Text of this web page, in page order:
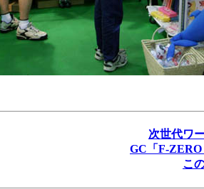
次世代ワ
GC「F-ZERO
こ